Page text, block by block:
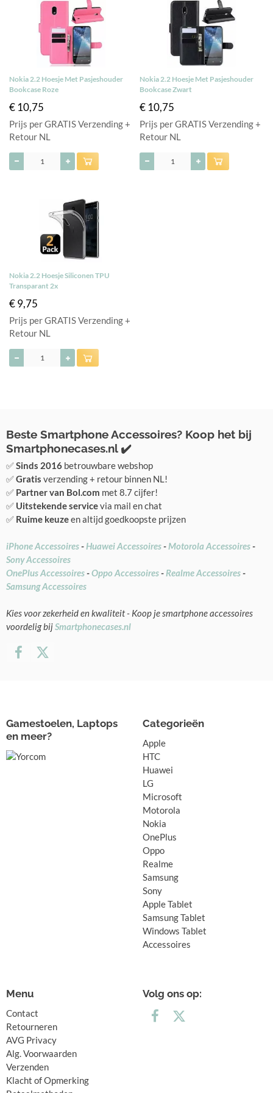
Nokia 2.2 Hoesje Met Pasjeshouder
Bookcase Roze
€ 10,75
Prijs per GRATIS Verzending +
Retour NL
Nokia 2.2 Hoesje Met Pasjeshouder
Bookcase Zwart
€ 10,75
Prijs per GRATIS Verzending +
Retour NL
Nokia 2.2 Hoesje Siliconen TPU
Transparant 2x
€ 9,75
Prijs per GRATIS Verzending +
Retour NL
Beste Smartphone Accessoires? Koop het bij
Smartphonecases.nl ✔️
✅Sinds 2016 betrouwbare webshop
✅Gratis verzending + retour binnen NL!
✅ Partner van Bol.com met 8.7 cijfer!
✅ Uitstekende servicevia mail en chat
✅ Ruime keuzeen altijd goedkoopste prijzen
iPhone Accessoires-Huawei Accessoires-Motorola Accessoires-
Sony Accessoires
OnePlus Accessoires-Oppo Accessoires- Realme Accessoires-
Samsung Accessoires
Kies voor zekerheid en kwaliteit - Koop je smartphone accessoires
voordelig bijSmartphonecases.nl
Categorieën
Apple
HTC
Huawei
LG
Microsoft
Motorola
Nokia
OnePlus
Oppo
Realme
Samsung
Sony
Apple Tablet
Samsung Tablet
Windows Tablet
Accessoires
Menu
Contact
Retourneren
AVG Privacy
Alg. Voorwaarden
Verzenden
Klacht of Opmerking
Volg ons op:
Gamestoelen, Laptops
en meer?